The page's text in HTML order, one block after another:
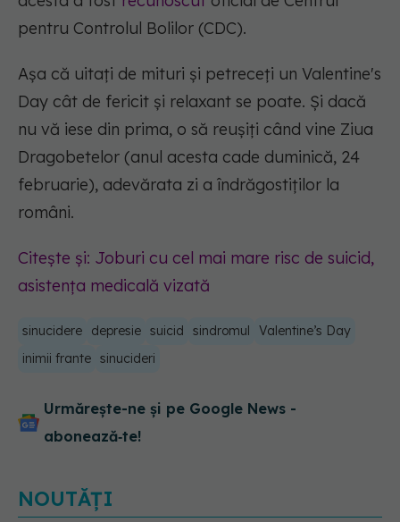
pentru Controlul Bolilor (CDC).
Așa că uitați de mituri și petreceți un Valentine's
Day cât de fericit și relaxant se poate. Și dacă
nu vă iese din prima, o să reușiți când vine Ziua
Dragobetelor (anul acesta cade duminică, 24
februarie), adevărata zi a îndrăgostiților la
români.
Citește și: Joburi cu cel mai mare risc de suicid,
asistența medicală vizată
sinucidere depresie suicid sindromul
Valentine’s Day
inimii frante sinucideri
Urmărește-ne și pe Google News -
abonează‑te!
NOUTĂȚI